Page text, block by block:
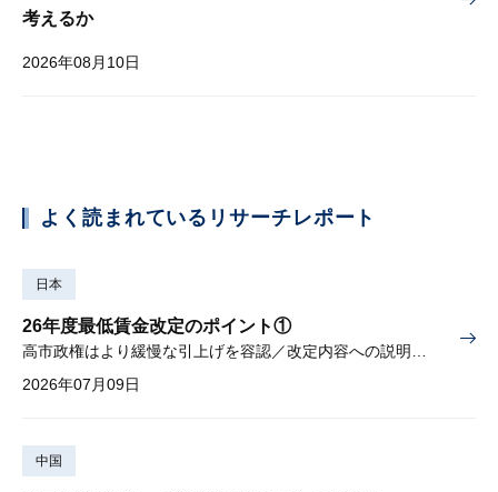
考えるか
2026年08月10日
よく読まれているリサーチレポート
日本
26年度最低賃金改定のポイント①
高市政権はより緩慢な引上げを容認／改定内容への説明責任が焦点
2026年07月09日
中国